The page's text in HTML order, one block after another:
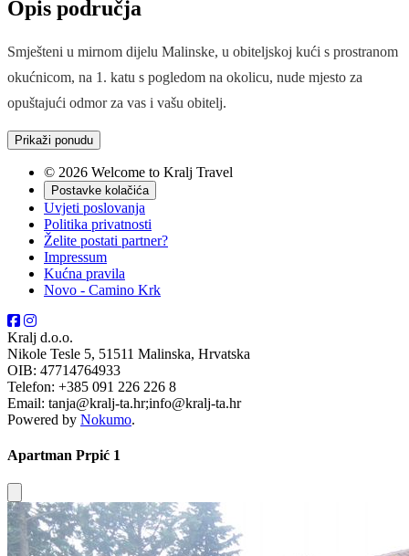
Opis područja
Smješteni u mirnom dijelu Malinske, u obiteljskoj kući s prostranom
okućnicom, na 1. katu s pogledom na okolicu, nude mjesto za
opuštajući odmor za vas i vašu obitelj.
Prikaži ponudu
© 2026 Welcome to Kralj Travel
Postavke kolačića
Uvjeti poslovanja
Politika privatnosti
Želite postati partner?
Impressum
Kućna pravila
Novo - Camino Krk
Kralj d.o.o.
Nikole Tesle 5, 51511 Malinska, Hrvatska
OIB: 47714764933
Telefon: +385 091 226 226 8
Email: tanja@kralj-ta.hr;info@kralj-ta.hr
Powered by Nokumo.
Apartman Prpić 1
Close modal